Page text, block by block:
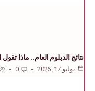
نتائج الدبلوم العام.. ماذا تقول
يوليو 17, 2026 0